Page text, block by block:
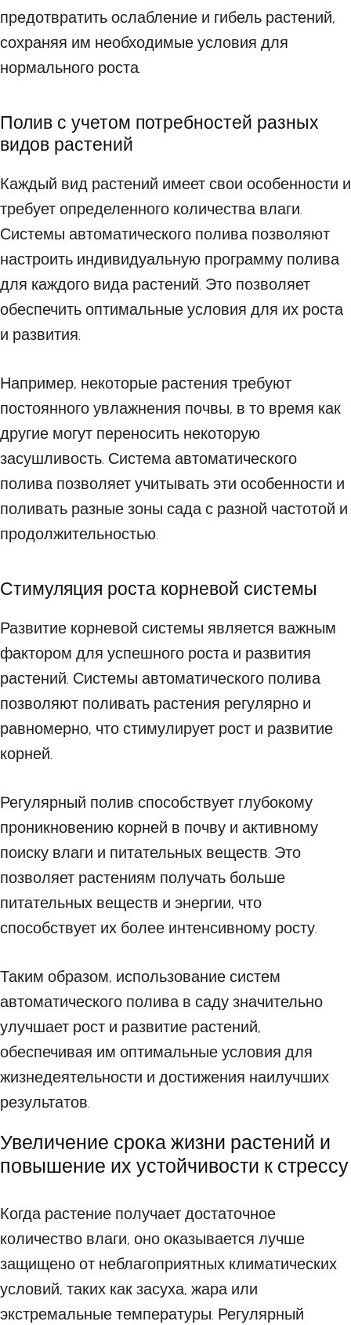
предотвратить ослабление и гибель растений,
сохраняя им необходимые условия для
нормального роста.
Полив с учетом потребностей разных
видов растений
Каждый вид растений имеет свои особенности и
требует определенного количества влаги.
Системы автоматического полива позволяют
настроить индивидуальную программу полива
для каждого вида растений. Это позволяет
обеспечить оптимальные условия для их роста
и развития.
Например, некоторые растения требуют
постоянного увлажнения почвы, в то время как
другие могут переносить некоторую
засушливость. Система автоматического
полива позволяет учитывать эти особенности и
поливать разные зоны сада с разной частотой и
продолжительностью.
Стимуляция роста корневой системы
Развитие корневой системы является важным
фактором для успешного роста и развития
растений. Системы автоматического полива
позволяют поливать растения регулярно и
равномерно, что стимулирует рост и развитие
корней.
Регулярный полив способствует глубокому
проникновению корней в почву и активному
поиску влаги и питательных веществ. Это
позволяет растениям получать больше
питательных веществ и энергии, что
способствует их более интенсивному росту.
Таким образом, использование систем
автоматического полива в саду значительно
улучшает рост и развитие растений,
обеспечивая им оптимальные условия для
жизнедеятельности и достижения наилучших
результатов.
Увеличение срока жизни растений и
повышение их устойчивости к стрессу
Когда растение получает достаточное
количество влаги, оно оказывается лучше
защищено от неблагоприятных климатических
условий, таких как засуха, жара или
экстремальные температуры. Регулярный